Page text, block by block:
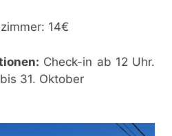
14€
Check-in ab 12 Uhr.
31. Oktober